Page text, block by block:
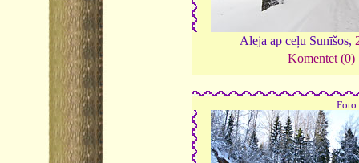
Aleja ap ceļu Sunīšos,
Komentēt (0)